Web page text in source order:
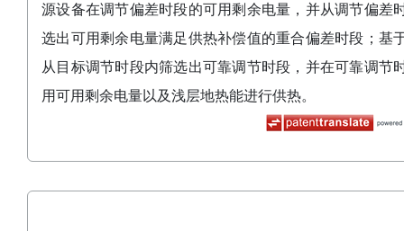
源设备在调节偏差时段的可用剩余电量，并从调节偏差
选出可用剩余电量满足供热补偿值的重合偏差时段；基
从目标调节时段内筛选出可靠调节时段，并在可靠调节
用可用剩余电量以及浅层地热能进行供热。